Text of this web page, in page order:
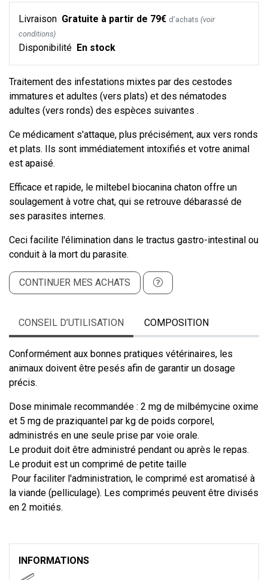
Livraison Gratuite à partir de 79€ d’achats (voir
conditions)
Disponibilité En stock
Traitement des infestations mixtes par des cestodes
immatures et adultes (vers plats) et des nématodes
adultes (vers ronds) des espèces suivantes .
Ce médicament s'attaque, plus précisément, aux vers ronds
et plats. Ils sont immédiatement intoxifiés et votre animal
est apaisé.
Efficace et rapide, le miltebel biocanina chaton offre un
soulagement à votre chat, qui se retrouve débarassé de
ses parasites internes.
Ceci facilite l'élimination dans le tractus gastro-intestinal ou
conduit à la mort du parasite.
CONTINUER MES ACHATS
CONSEIL D’UTILISATION COMPOSITION
Conformément aux bonnes pratiques vétérinaires, les
animaux doivent être pesés afin de garantir un dosage
précis.
Dose minimale recommandée : 2 mg de milbémycine oxime
et 5 mg de praziquantel par kg de poids corporel,
administrés en une seule prise par voie orale.
Le produit doit être administré pendant ou après le repas.
Le produit est un comprimé de petite taille
Pour faciliter l'administration, le comprimé est aromatisé à
la viande (pelliculage). Les comprimés peuvent être divisés
en 2 moitiés.
INFORMATIONS